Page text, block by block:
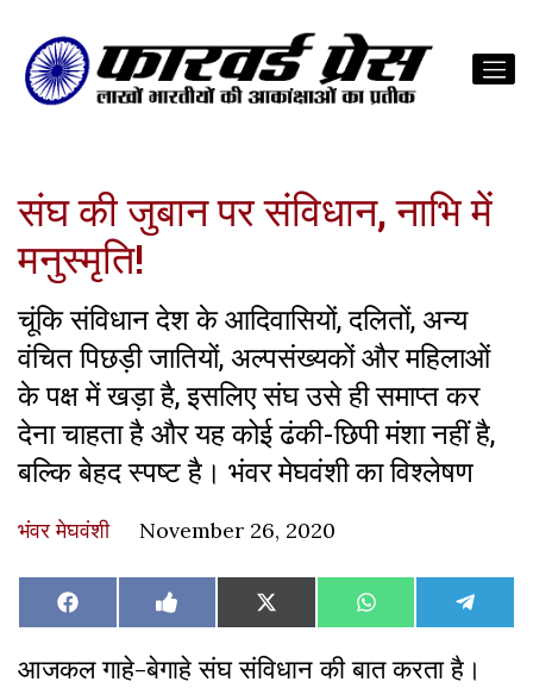
संघ की जुबान पर संविधान, नाभि में
मनुस्मृति!
चूंकि संविधान देश के आदिवासियों, दलितों, अन्य
वंचित पिछड़ी जातियों, अल्पसंख्यकों और महिलाओं
के पक्ष में खड़ा है, इसलिए संघ उसे ही समाप्त कर
देना चाहता है और यह कोई ढंकी-छिपी मंशा नहीं है,
बल्कि बेहद स्पष्ट है। भंवर मेघवंशी का विश्लेषण
भंवर मेघवंशी November 26, 2020
Share
on
Facebook Share
on
Like
on
Facebook
Share
on
X
(Twitter)
Share
on
WhatsAppShare
on
आजकल गाहे-बेगाहे संघ संविधान की बात करता है।